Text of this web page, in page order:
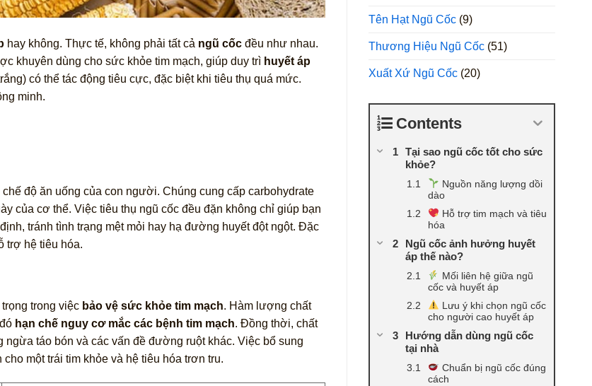
hay không. Thực tế, không phải tất cả ngũ cốc đều như nhau.
khuyên dùng cho sức khỏe tim mạch, giúp duy trì huyết áp
có thể tác động tiêu cực, đặc biệt khi tiêu thụ quá mức.
minh.
chế độ ăn uống của con người. Chúng cung cấp carbohydrate
của cơ thể. Việc tiêu thụ ngũ cốc đều đặn không chỉ giúp bạn
tránh tình trạng mệt mỏi hay hạ đường huyết đột ngột. Đặc
trợ hệ tiêu hóa.
trong việc bảo vệ sức khỏe tim mạch. Hàm lượng chất
hạn chế nguy cơ mắc các bệnh tim mạch. Đồng thời, chất
táo bón và các vấn đề đường ruột khác. Việc bổ sung
một trái tim khỏe và hệ tiêu hóa trơn tru.
Tên Hạt Ngũ Cốc (9)
Thương Hiệu Ngũ Cốc (51)
Xuất Xứ Ngũ Cốc (20)
Contents
Tại sao ngũ cốc tốt cho sức
khỏe?
Nguồn năng lượng dồi
dào
Hỗ trợ tim mạch và tiêu
hóa
Ngũ cốc ảnh hưởng huyết
áp thế nào?
Mối liên hệ giữa ngũ
cốc và huyết áp
Lưu ý khi chọn ngũ cốc
cho người cao huyết áp
Hướng dẫn dùng ngũ cốc
tại nhà
Chuẩn bị ngũ cốc đúng
cách